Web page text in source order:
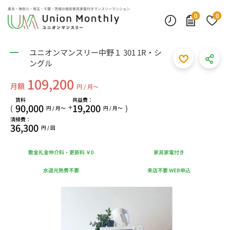
東京・神奈川・埼玉・千葉・茨城の格安家具家電付きマンスリーマンション
0
0
ユニオンマンスリー中野１ 301 1R・シ
ングル
月額 109,200 円 / 月〜
(
賃料
90,000 円 / 月〜 +
共益費：
19,200 円 / 月〜 )
清掃費：
36,300 円 / 回
敷金礼金仲介料・更新料 ￥0 家具家電付き
水道光熱費不要 来店不要 WEB申込